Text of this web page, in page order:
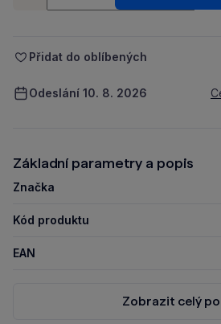
Přidat do oblíbených
Odeslání 10. 8. 2026
Základní parametry a popis
Značka
Kód produktu
EAN
Zobrazit celý